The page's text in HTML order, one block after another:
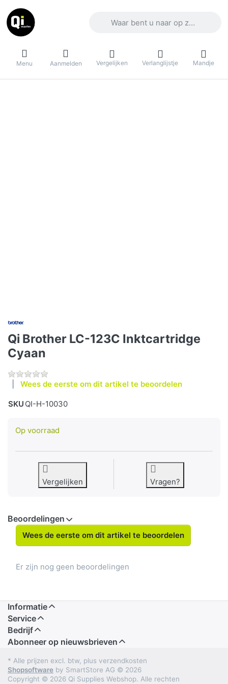
Menu Aanmelden Vergelijken Verlanglijstje Mandje
Qi Brother LC-123C Inktcartridge
Cyaan
Wees de eerste om dit artikel te beoordelen
SKU QI-H-10030
Op voorraad
Vergelijken Vragen?
Beoordelingen
Wees de eerste om dit artikel te beoordelen
Er zijn nog geen beoordelingen
Informatie
Service
Bedrijf
Abonneer op nieuwsbrieven
* Alle prijzen excl. btw, plus verzendkosten
Shopsoftware by SmartStore AG © 2026
Copyright © 2026 Qi Supplies Webshop. Alle rechten